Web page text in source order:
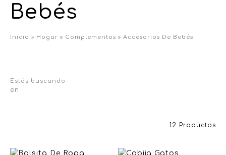
Bebés
Inicio » Hogar » Complementos » Accesorios De Bebés
Estás buscando
en
12 Productos